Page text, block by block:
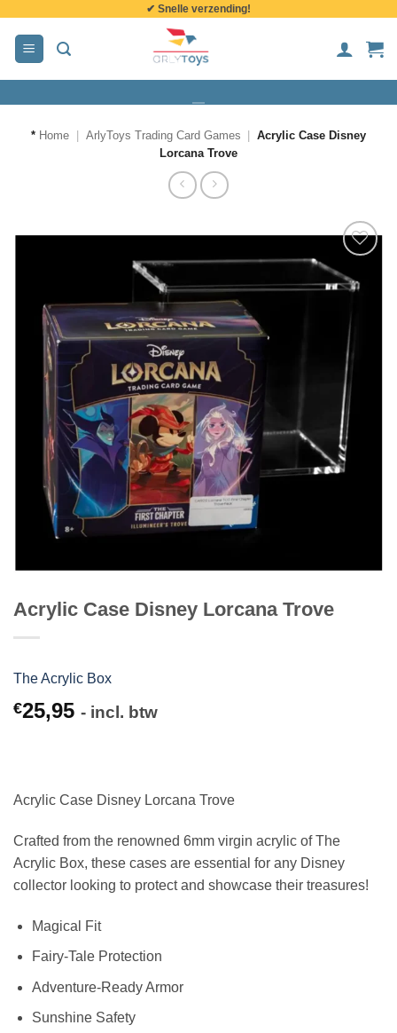
inhoud
✔ Snelle verzending!
* Home ArlyToys Trading Card Games
Acrylic Case Disney
Lorcana Trove
Acrylic Case Disney Lorcana Trove
The Acrylic Box
€25,95 - incl. btw
Acrylic Case Disney Lorcana Trove
Crafted from the renowned 6mm virgin acrylic of The
Acrylic Box, these cases are essential for any Disney
collector looking to protect and showcase their treasures!
Magical Fit
Fairy-Tale Protection
Adventure-Ready Armor
Sunshine Safety